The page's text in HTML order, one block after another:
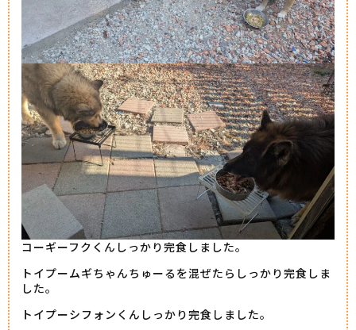
コーギーフクくんしっかり完食しました。
トイプームギちゃんちゅーるを混ぜたらしっかり完食しま
した。
トイプーシフォンくんしっかり完食しました。